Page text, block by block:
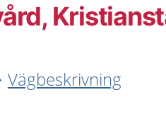
Vägbeskrivning